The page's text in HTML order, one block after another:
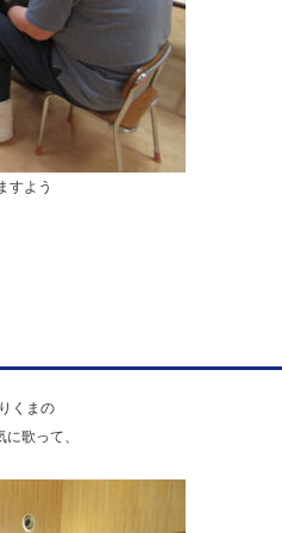
すよう
くまの
歌って、